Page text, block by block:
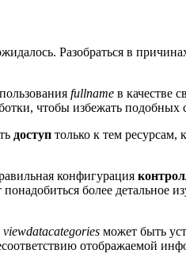
Разобраться в
fullname в качестве
чтобы избежать подобных
доступ только к тем
конфигурация
более детальное
viewdatacategories может быть
отображаемой